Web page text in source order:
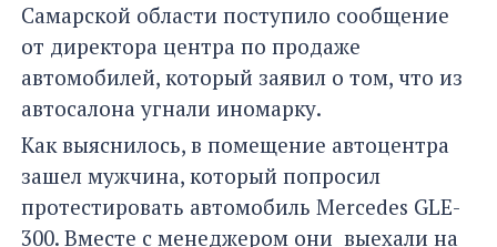
Самарской области поступило сообщение
от директора центра по продаже
автомобилей, который заявил о том, что из
автосалона угнали иномарку.
Как выяснилось, в помещение автоцентра
зашел мужчина, который попросил
протестировать автомобиль Mercedes GLE-
300. Вместе с менеджером они выехали на